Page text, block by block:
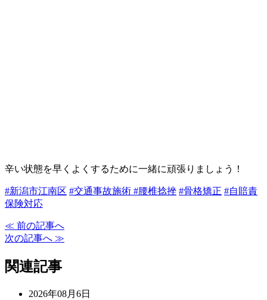
辛い状態を早くよくするために一緒に頑張りましょう！
#新潟市江南区 #交通事故施術 #腰椎捻挫 #骨格矯正 #自賠責
保険対応
≪ 前の記事へ
次の記事へ ≫
関連記事
2026年08月6日